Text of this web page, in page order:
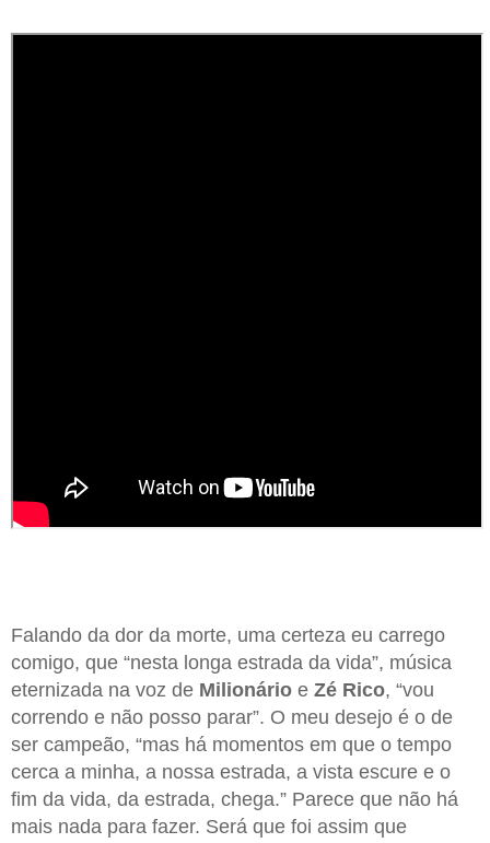
Falando da dor da morte, uma certeza eu carrego
comigo, que “nesta longa estrada da vida”, música
eternizada na voz de Milionário e Zé Rico, “vou
correndo e não posso parar”. O meu desejo é o de
ser campeão, “mas há momentos em que o tempo
cerca a minha, a nossa estrada, a vista escure e o
fim da vida, da estrada, chega.” Parece que não há
mais nada para fazer. Será que foi assim que